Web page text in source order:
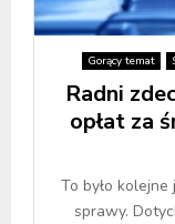
Gorący temat
Radni
opłat za
To było
sprawy.